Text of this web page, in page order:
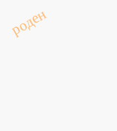
роден